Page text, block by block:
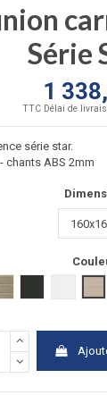
Série
1
TTC Délai de
série star.
chants ABS 2mm
clair
acacia fonçé